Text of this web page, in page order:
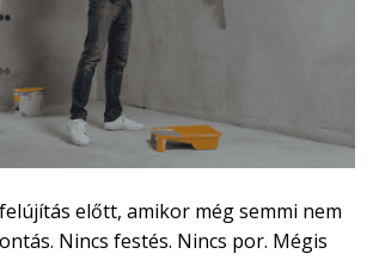
előtt, amikor még semmi nem
Nincs festés. Nincs por. Mégis